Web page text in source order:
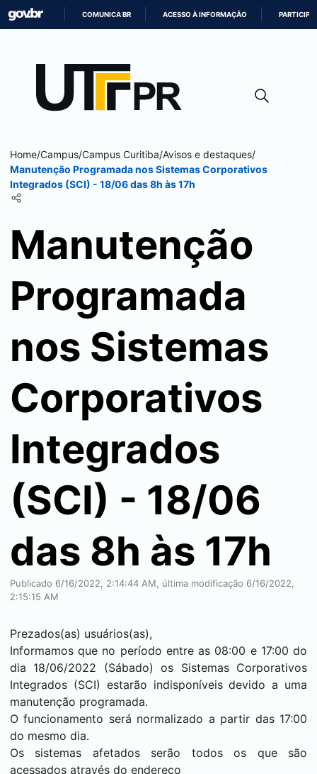
CONTEÚDO
COMUNICA BR ACESSO À INFORMAÇÃO PARTICIPE
Home/Campus/Campus Curitiba/Avisos e destaques/
Manutenção Programada nos Sistemas Corporativos
Integrados (SCI) - 18/06 das 8h às 17h
Manutenção
Programada
nos Sistemas
Corporativos
Integrados
(SCI) - 18/06
das 8h às 17h
Publicado 6/16/2022, 2:14:44 AM, última modificação 6/16/2022,
2:15:15 AM
Prezados(as) usuários(as),
Informamos que no período entre as 08:00 e 17:00 do
dia 18/06/2022 (Sábado) os Sistemas Corporativos
Integrados (SCI) estarão indisponíveis devido a uma
manutenção programada.
O funcionamento será normalizado a partir das 17:00
do mesmo dia.
Os sistemas afetados serão todos os que são
acessados através do endereço